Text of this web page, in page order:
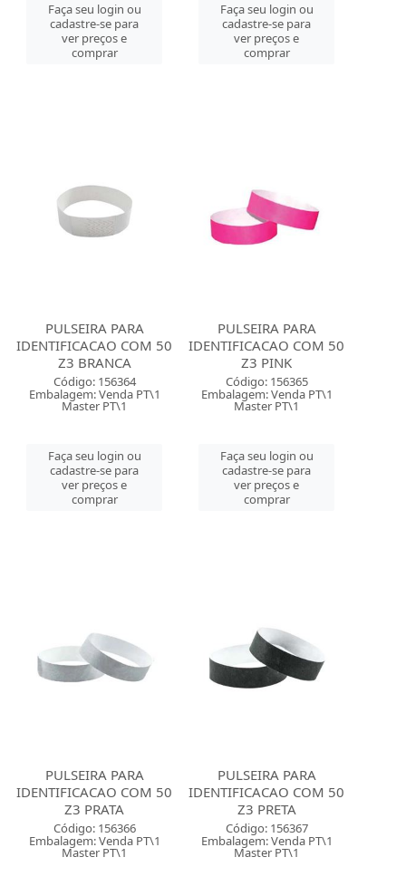
Faça seu login ou
cadastre-se para
ver preços e
comprar
Faça seu login ou
cadastre-se para
ver preços e
comprar
PULSEIRA PARA
IDENTIFICACAO COM 50
Z3 BRANCA
Código: 156364
Embalagem: Venda PT\1
Master PT\1
Faça seu login ou
cadastre-se para
ver preços e
comprar
PULSEIRA PARA
IDENTIFICACAO COM 50
Z3 PINK
Código: 156365
Embalagem: Venda PT\1
Master PT\1
Faça seu login ou
cadastre-se para
ver preços e
comprar
PULSEIRA PARA
IDENTIFICACAO COM 50
Z3 PRATA
Código: 156366
Embalagem: Venda PT\1
Master PT\1
PULSEIRA PARA
IDENTIFICACAO COM 50
Z3 PRETA
Código: 156367
Embalagem: Venda PT\1
Master PT\1